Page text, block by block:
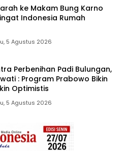
ke Makam Bung Karno
Indonesia Rumah
5 Agustus 2026
Perbenihan Padi Bulungan,
: Program Prabowo Bikin
Optimistis
5 Agustus 2026